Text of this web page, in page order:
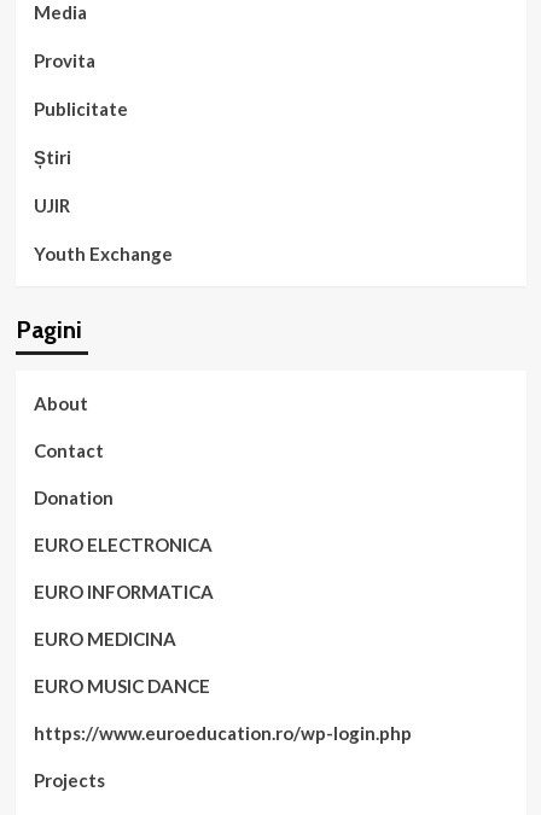
Media
Provita
Publicitate
Știri
UJIR
Youth Exchange
Pagini
About
Contact
Donation
EURO ELECTRONICA
EURO INFORMATICA
EURO MEDICINA
EURO MUSIC DANCE
https://www.euroeducation.ro/wp-login.php
Projects